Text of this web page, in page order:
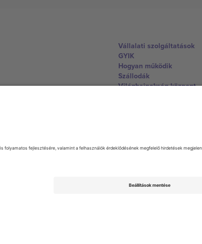
Vállalati szolgáltatások
GYIK
Hogyan működik
Szállodák
Világbajnokság központ